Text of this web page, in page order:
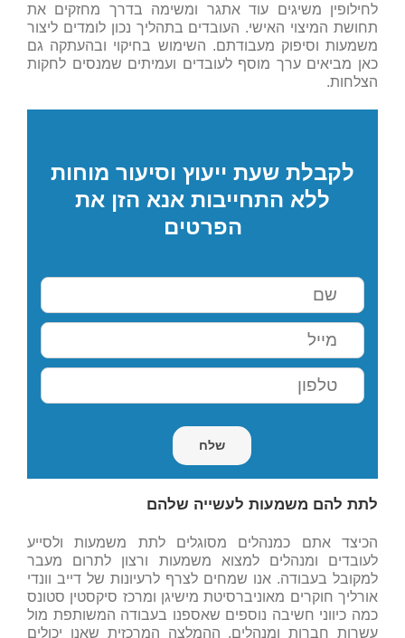
לחילופין משיגים עוד אתגר ומשימה בדרך מחזקים את
תחושת המיצוי האישי. העובדים בתהליך נכון לומדים ליצור
משמעות וסיפוק מעבודתם. השימוש בחיקוי ובהעתקה גם
כאן מביאים ערך מוסף לעובדים ועמיתים שמנסים לחקות
הצלחות.
לקבלת שעת ייעוץ וסיעור מוחות
ללא התחייבות אנא הזן את
הפרטים
לתת להם משמעות לעשייה שלהם
הכיצד אתם כמנהלים מסוגלים לתת משמעות ולסייע
לעובדים ומנהלים למצוא משמעות ורצון לתרום מעבר
למקובל בעבודה. אנו שמחים לצרף לרעיונות של דייב וונדי
אורליך חוקרים מאוניברסיטת מישיגן ומרכז סיקסטין סטונס
כמה כיווני חשיבה נוספים שאספנו בעבודה המשותפת מול
עשרות חברות ומנהלים. ההמלצה המרכזית שאנו יכולים